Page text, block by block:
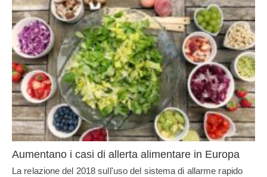
Aumentano i casi di allerta alimentare in Europa
La relazione del 2018 sull'uso del sistema di allarme rapido